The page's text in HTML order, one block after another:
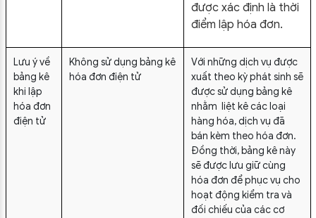
được xác định là thời
điểm lập hóa đơn.
Lưu ý về
bảng kê
khi lập
hóa đơn
điện tử
Không sử dụng bảng kê
hóa đơn điện tử
Với những dịch vụ được
xuất theo kỳ phát sinh sẽ
được sử dụng bảng kê
nhằm liệt kê các loại
hàng hóa, dịch vụ đã
bán kèm theo hóa đơn.
Đồng thời, bảng kê này
sẽ được lưu giữ cùng
hóa đơn để phục vụ cho
hoạt động kiểm tra và
đối chiếu của các cơ